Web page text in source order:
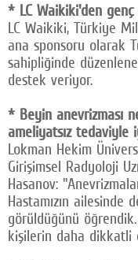
* LC Waikiki'den
LC Waikiki, Türkiye
ana sponsoru olarak
sahipliğinde
destek veriyor.
* Beyin anevrizması
ameliyatsız tedaviyle
Lokman Hekim
Girişimsel Radyoloji
Hasanov:
Hastamızın ailesinde
görüldüğünü
kişilerin daha dikkatli